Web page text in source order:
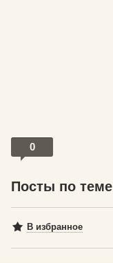
0
Посты по теме
В избранное